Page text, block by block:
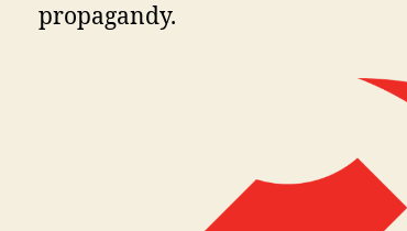
propagandy.